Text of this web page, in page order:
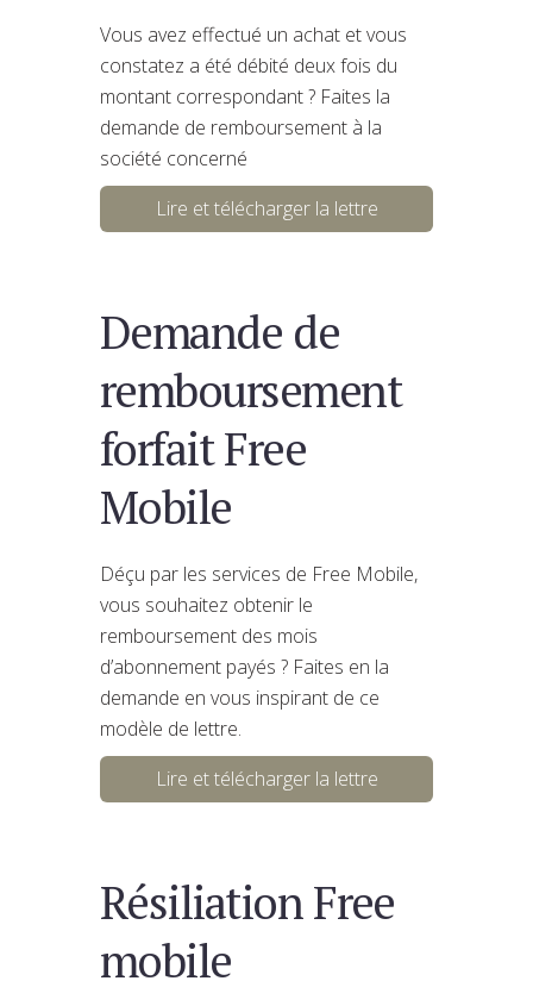
Vous avez effectué un achat et vous
constatez a été débité deux fois du
montant correspondant ? Faites la
demande de remboursement à la
société concerné
Lire et télécharger la lettre
Demande de
remboursement
forfait Free
Mobile
Déçu par les services de Free Mobile,
vous souhaitez obtenir le
remboursement des mois
d’abonnement payés ? Faites en la
demande en vous inspirant de ce
modèle de lettre.
Lire et télécharger la lettre
Résiliation Free
mobile